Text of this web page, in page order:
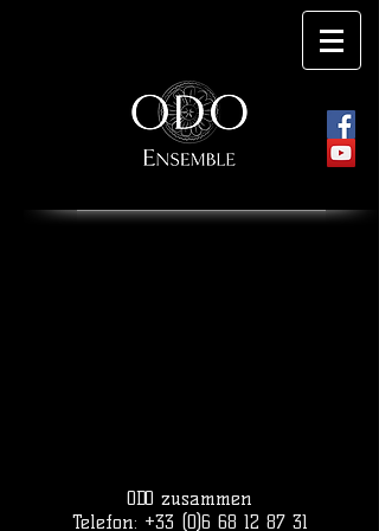
ODO zusammen
Telefon: +33 (0)6 68 12 87 31